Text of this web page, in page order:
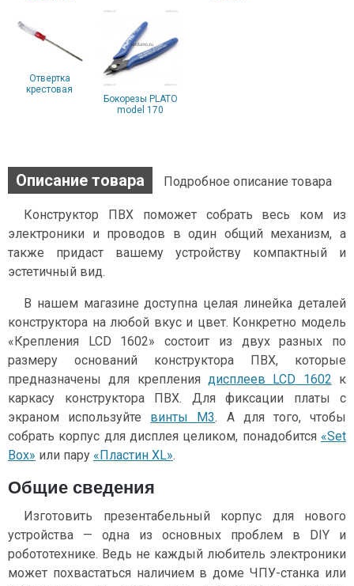
Отвертка
крестовая
Бокорезы PLATO
model 170
Описание товара Подробное описание товара
Конструктор ПВХ поможет собрать весь ком из
электроники и проводов в один общий механизм, а
также придаст вашему устройству компактный и
эстетичный вид.
В нашем магазине доступна целая линейка деталей
конструктора на любой вкус и цвет. Конкретно модель
«Крепления LCD 1602» состоит из двух разных по
размеру оснований конструктора ПВХ, которые
предназначены для крепления дисплеев LCD 1602 к
каркасу конструктора ПВХ. Для фиксации платы с
экраном используйте винты М3. А для того, чтобы
собрать корпус для дисплея целиком, понадобится «Set
Box» или пару «Пластин XL».
Общие сведения
Изготовить презентабельный корпус для нового
устройства — одна из основных проблем в DIY и
робототехнике. Ведь не каждый любитель электроники
может похвастаться наличием в доме ЧПУ-станка или